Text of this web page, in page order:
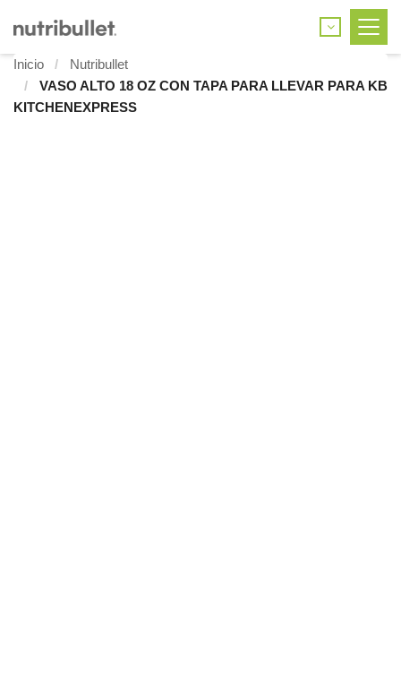
Inicio
Nutribullet
VASO ALTO 18 OZ CON TAPA PARA LLEVAR PARA KB
KITCHENEXPRESS